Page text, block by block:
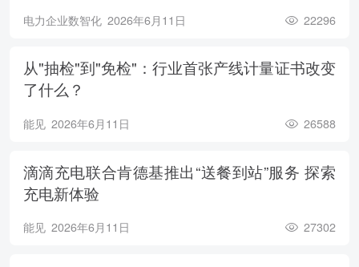
电力企业数智化 2026年6月11日 22296
从"抽检"到"免检"：行业首张产线计量证书改变
了什么？
能见 2026年6月11日 26588
滴滴充电联合肯德基推出“送餐到站”服务 探索
充电新体验
能见 2026年6月11日 27302